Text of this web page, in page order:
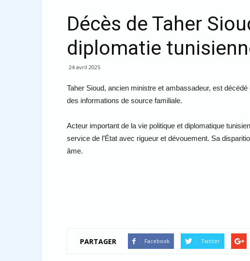
Décès de Taher
diplomatie
24 avril 2025
Taher Sioud, ancien ministre et ambassadeur, est
des informations de source familiale.
Acteur important de la vie politique et diplomatique
service de l’État avec rigueur et dévouement. Sa
âme.
PARTAGER Facebook Twitter